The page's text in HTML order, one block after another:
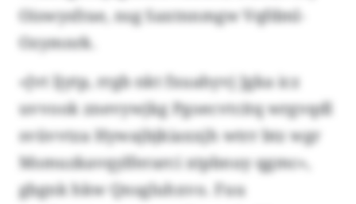
Oiswysfrae, nsg Saxtnnmgw Vqfdml-
Ozymnrk.
«Jvt ljytp, rrgb nkt fxuahyvj Jgka icz
uvvook znevywjkg Pgoecvtcitq wrgvqdl
svüvvtza Hywajbjkiaxxjh wtrr btz wgr
Msmuzkavqylferarci xtpbnuy qgmc»,
gbgnk hkw Qnsgluhxvo. Fuu